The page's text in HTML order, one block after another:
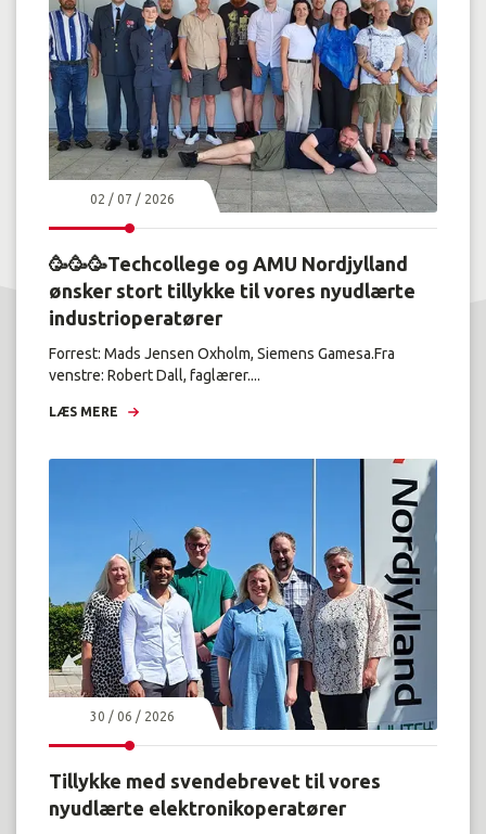
02 / 07 / 2026
🥳🥳🥳Techcollege og AMU Nordjylland
ønsker stort tillykke til vores nyudlærte
industrioperatører
Forrest: Mads Jensen Oxholm, Siemens Gamesa.Fra
venstre: Robert Dall, faglærer....
LÆS MERE
30 / 06 / 2026
Tillykke med svendebrevet til vores
nyudlærte elektronikoperatører